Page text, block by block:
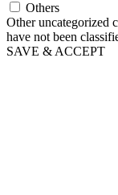
Others
Other uncategorized
have not been
SAVE & ACCEPT